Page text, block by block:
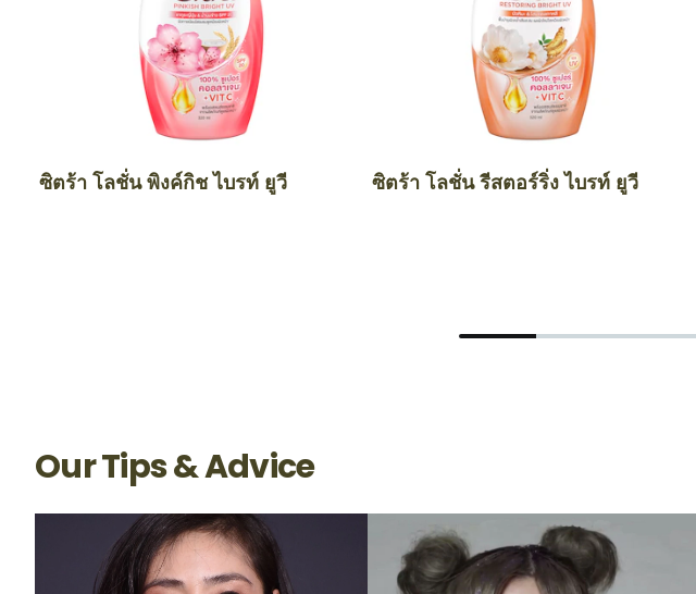
ซิตร้า โลชั่น พิงค์กิช ไบรท์ ยูวี ซิตร้า โลชั่น รีสตอร์ริ่ง ไบรท์ ยูวี
Our Tips & Advice